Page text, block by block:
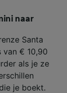
naar
Santa
van € 10,90
als je ze
je boekt.